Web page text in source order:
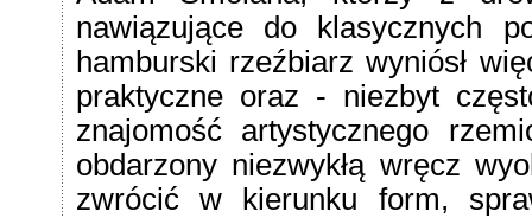
nawiązujące do klasycznych
hamburski rzeźbiarz wyniósł
praktyczne oraz - niezbyt
znajomość artystycznego
obdarzony niezwykłą wręcz
zwrócić w kierunku form,